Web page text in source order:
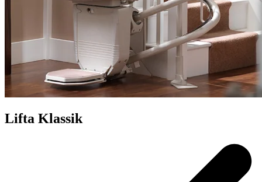
Lifta Klassik